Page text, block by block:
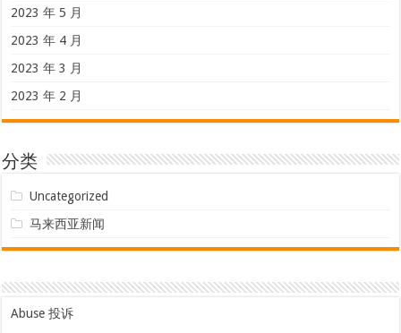
2023 年 5 月
2023 年 4 月
2023 年 3 月
2023 年 2 月
分类
Uncategorized
马来西亚新闻
Abuse 投诉